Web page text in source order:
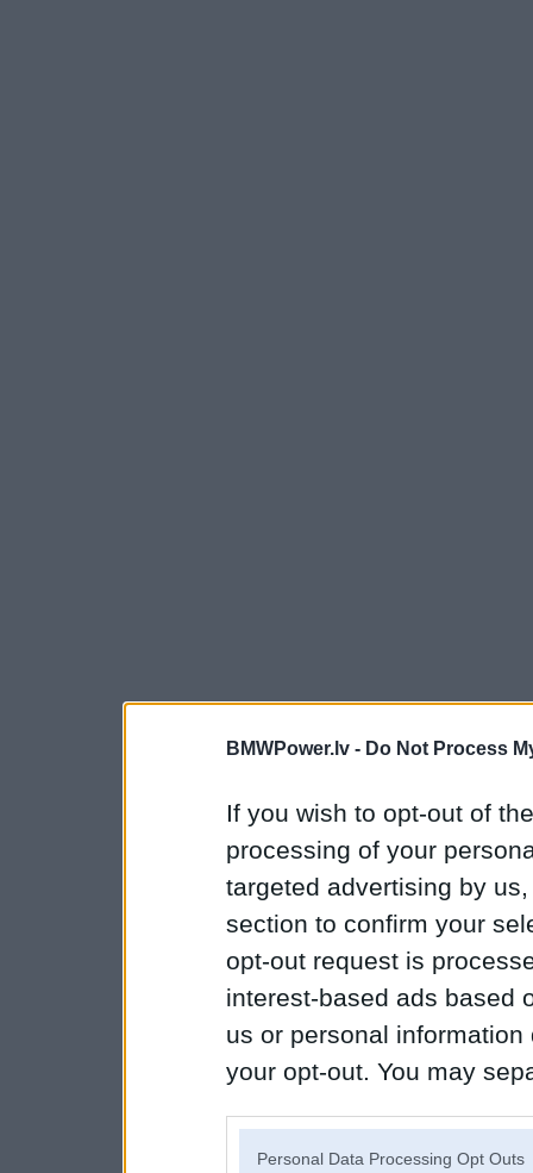
BMWPower.lv - Do Not Process
If you wish to opt-out of
processing of your
targeted advertising by
section to confirm your
opt-out request is
interest-based ads based
us or personal
your opt-out. You may
Personal Data Processing Opt Outs